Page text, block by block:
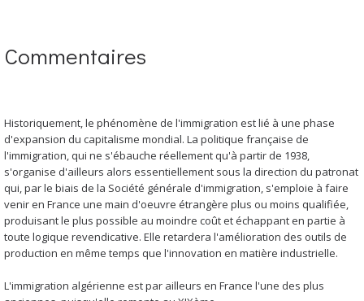
Commentaires
Historiquement, le phénomène de l'immigration est lié à une phase
d'expansion du capitalisme mondial. La politique française de
l'immigration, qui ne s'ébauche réellement qu'à partir de 1938,
s'organise d'ailleurs alors essentiellement sous la direction du patronat
qui, par le biais de la Société générale d'immigration, s'emploie à faire
venir en France une main d'oeuvre étrangère plus ou moins qualifiée,
produisant le plus possible au moindre coût et échappant en partie à
toute logique revendicative. Elle retardera l'amélioration des outils de
production en même temps que l'innovation en matière industrielle.
L'immigration algérienne est par ailleurs en France l'une des plus